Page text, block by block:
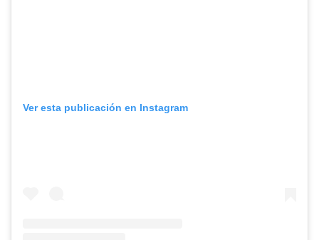
Ver esta publicación en Instagram